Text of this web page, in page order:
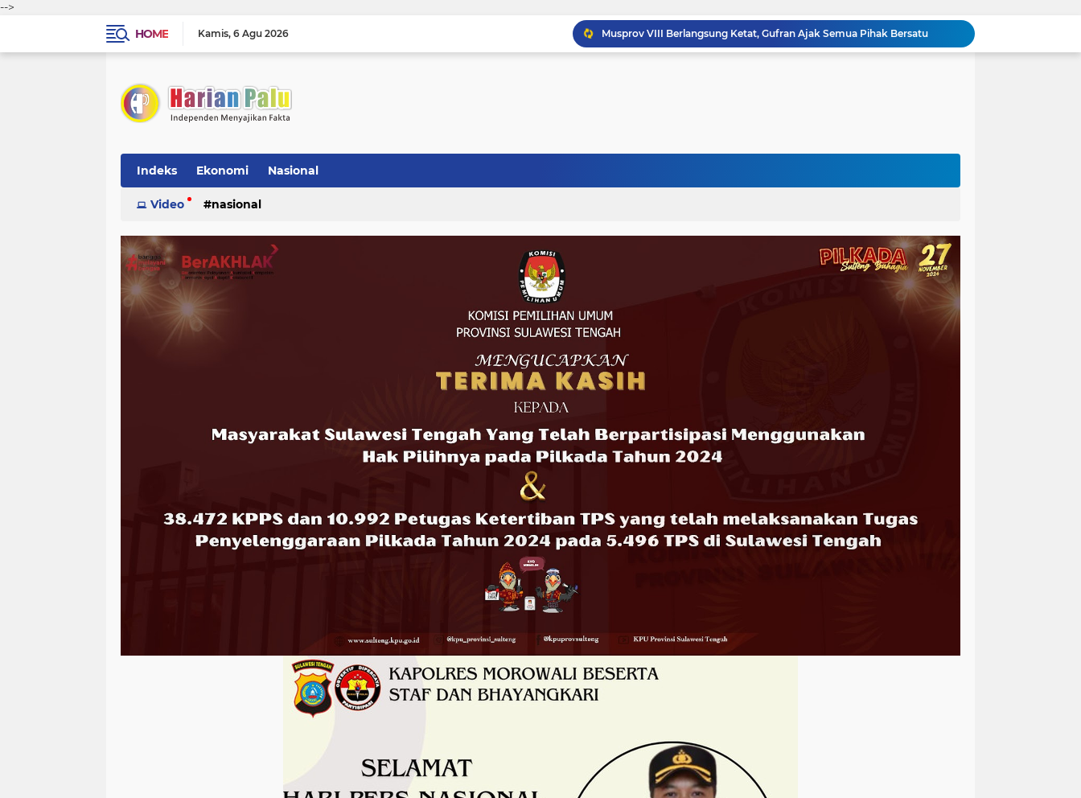
-->
HOME
Kamis 6 Agu 2026 Musprov VIII Berlangsung Ketat, Gufran Ajak Semua Pihak Bersatu
Sidang Praperadilan, Hakim Tegaskan Penetapan Tersangka Kasus Pencabulan Anak di Buol Sah Secara Hukum
Indeks Ekonomi Nasional
Video nasional